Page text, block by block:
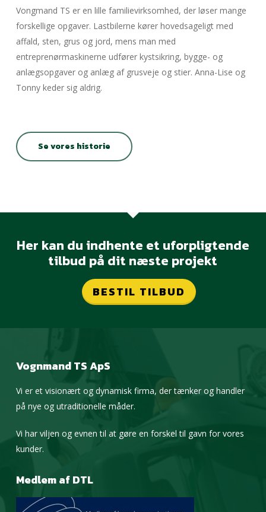
Vongmand TS er en lille familievirksomhed, der løser mange
forskellige opgaver. Lastbilerne kører hovedsageligt med
affald, sten, grus og jord, mens man med
entreprenørmaskinerne udfører kystsikring, bygge- og
anlægsopgaver og anlæg af grusveje og stier. Anna-Lise og
Tonny keder sig aldrig.
Se vores historie
Her kan du indhente et uforpligtende
tilbud på dit næste projekt
BESTIL TILBUD
Vognmand TS ApS
Vi er et visionært og dynamisk firma, der tænker og handler
på nye og utraditionelle måder.
Vi har viljen og evnen til at gøre en forskel til gavn for vores
kunder.
Medlem af DTL